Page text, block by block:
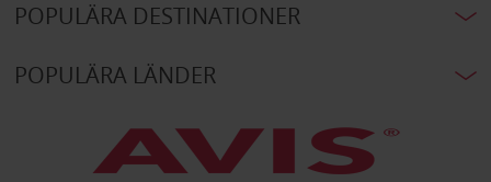
POPULÄRA DESTINATIONER
POPULÄRA LÄNDER